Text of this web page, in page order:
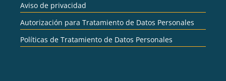
Aviso de privacidad
Autorización para Tratamiento de Datos Personales
Políticas de Tratamiento de Datos Personales